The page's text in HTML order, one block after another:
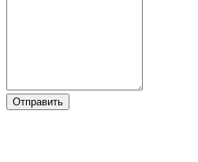
Отправить